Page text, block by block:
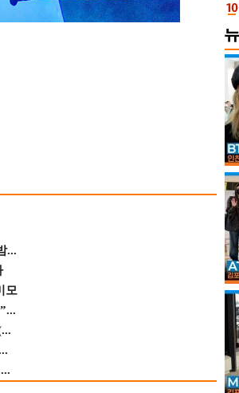
...
모